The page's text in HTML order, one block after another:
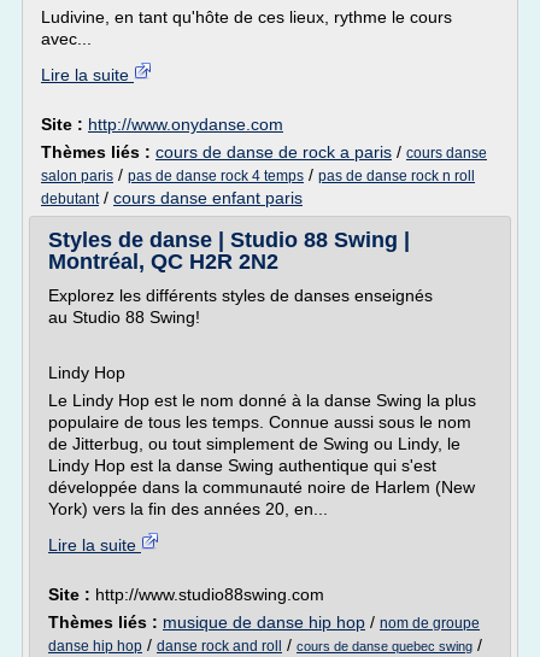
Ludivine, en tant qu'hôte de ces lieux, rythme le cours
avec...
Lire la suite
Site : http://www.onydanse.com
Thèmes liés : cours de danse de rock a paris / cours danse
salon paris / pas de danse rock 4 temps / pas de danse rock n roll
debutant/ cours danse enfant paris
Styles de danse | Studio 88 Swing |
Montréal, QC H2R 2N2
Explorez les différents styles de danses enseignés
au Studio 88 Swing!
Lindy Hop
Le Lindy Hop est le nom donné à la danse Swing la plus
populaire de tous les temps. Connue aussi sous le nom
de Jitterbug, ou tout simplement de Swing ou Lindy, le
Lindy Hop est la danse Swing authentique qui s'est
développée dans la communauté noire de Harlem (New
York) vers la fin des années 20, en...
Lire la suite
Site : http://www.studio88swing.com
Thèmes liés : musique de danse hip hop / nom de groupe
danse hip hop / danse rock and roll / cours de danse quebec swing /